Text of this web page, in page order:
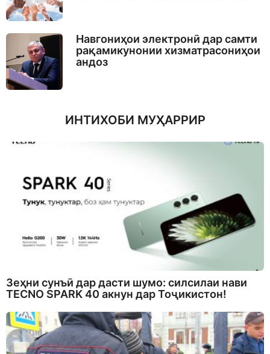
Навгониҳои электронӣ дар самти
рақамикунонии хизматрасониҳои
андоз
ИНТИХОБИ МУҲАРРИР
Зеҳни сунъӣ дар дасти шумо: силсилаи нави
TECNO SPARK 40 акнун дар Тоҷикистон!